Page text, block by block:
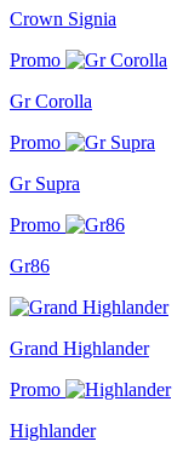
Crown Signia
Promo
Gr Corolla
Promo
Gr Supra
Promo
Gr86
Grand Highlander
Promo
Highlander